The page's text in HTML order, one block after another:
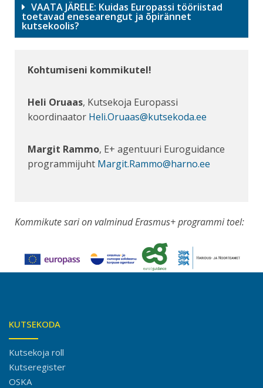
VAATA JÄRELE: Kuidas Europassi tööriistad
toetavad enesearengut ja õpirännet
kutsekoolis?
Kohtumiseni kommikutel!
Heli Oruaas, Kutsekoja Europassi
koordinaator Heli.Oruaas@kutsekoda.ee
Margit Rammo, E+ agentuuri Euroguidance
programmijuht Margit.Rammo@harno.ee
Kommikute sari on valminud Erasmus+ programmi toel:
KUTSEKODA
Kutsekoja roll
Kutseregister
OSKA